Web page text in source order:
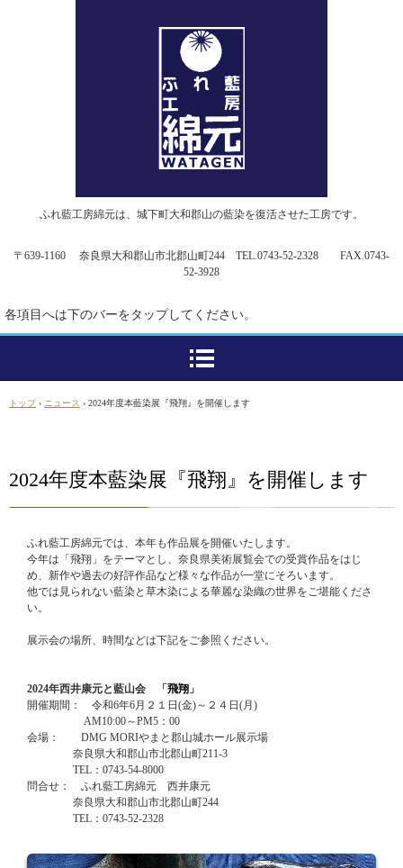
ふれ藍工房綿元は、城下町大和郡山の藍染を復活させた工房です。
〒639-1160 奈良県大和郡山市北郡山町244 TEL.0743-52-2328 FAX.0743-
52-3928
各項目へは下のバーをタップしてください。
トップ › ニュース › 2024年度本藍染展『飛翔』を開催します
2024年度本藍染展『飛翔』を開催します
ふれ藍工房綿元では、本年も作品展を開催いたします。
今年は「飛翔」をテーマとし、奈良県美術展覧会での受賞作品をはじ
め、新作や過去の好評作品など様々な作品が一堂にそろいます。
他では見られない藍染と草木染による華麗な染織の世界をご堪能くださ
い。
展示会の場所、時間などは下記をご参照ください。
2024年西井康元と藍山会 「 飛翔 」
開催期間： 令和6年6月２１日(金)～２４日(月)
AM10:00～PM5：00
会場： DMG MORIやまと郡山城ホール展示場
奈良県大和郡山市北郡山町211-3
TEL：0743-54-8000
問合せ： ふれ藍工房綿元 西井康元
奈良県大和郡山市北郡山町244
TEL：0743-52-2328